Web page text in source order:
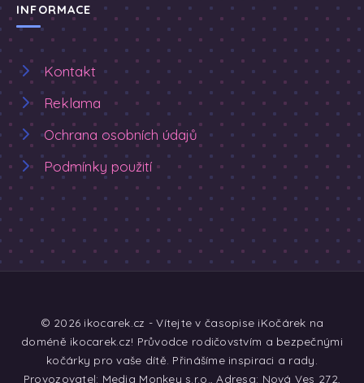
INFORMACE
Kontakt
Reklama
Ochrana osobních údajů
Podmínky použití
© 2026 ikocarek.cz - Vítejte v časopise iKočárek na
doméně ikocarek.cz! Průvodce rodičovstvím a bezpečnými
kočárky pro vaše dítě. Přinášíme inspiraci a rady.
Provozovatel: Media Monkey s.r.o., Adresa: Nová Ves 272,